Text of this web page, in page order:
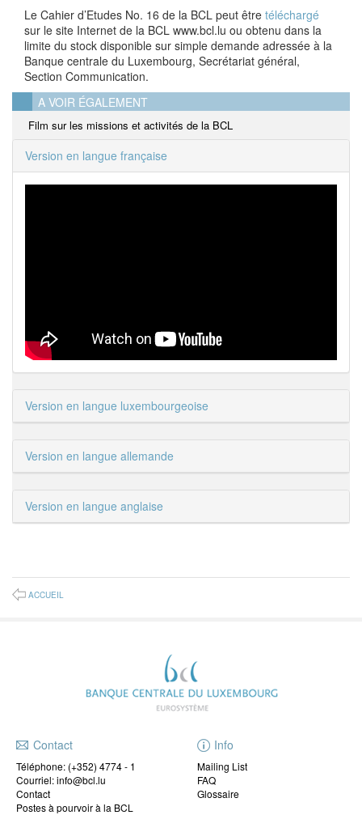
Le Cahier d’Etudes No. 16 de la BCL peut être téléchargé
sur le site Internet de la BCL www.bcl.lu ou obtenu dans la
limite du stock disponible sur simple demande adressée à la
Banque centrale du Luxembourg, Secrétariat général,
Section Communication.
A VOIR ÉGALEMENT
Film sur les missions et activités de la BCL
Version en langue française
Version en langue luxembourgeoise
Version en langue allemande
Version en langue anglaise
ACCUEIL
Contact
Téléphone: (+352) 4774 - 1
Courriel: info@bcl.lu
Contact
Postes à pourvoir à la BCL
Info
Mailing List
FAQ
Glossaire